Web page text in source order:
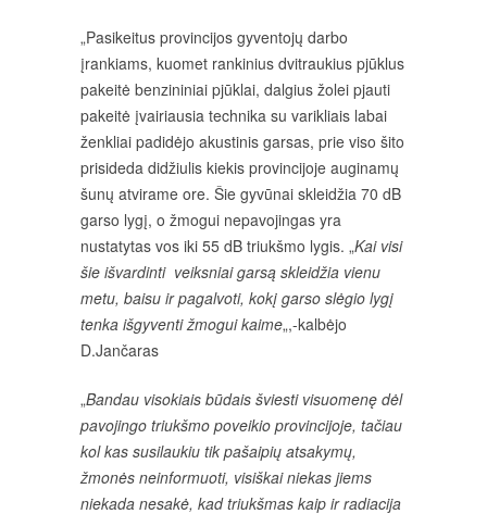
„Pasikeitus provincijos gyventojų darbo
įrankiams, kuomet rankinius dvitraukius pjūklus
pakeitė benzininiai pjūklai, dalgius žolei pjauti
pakeitė įvairiausia technika su varikliais labai
ženkliai padidėjo akustinis garsas, prie viso šito
prisideda didžiulis kiekis provincijoje auginamų
šunų atvirame ore. Šie gyvūnai skleidžia 70 dB
garso lygį, o žmogui nepavojingas yra
nustatytas vos iki 55 dB triukšmo lygis. „Kai visi
šie išvardinti veiksniai garsą skleidžia vienu
metu, baisu ir pagalvoti, kokį garso slėgio lygį
tenka išgyventi žmogui kaime„,-kalbėjo
D.Jančaras
„Bandau visokiais būdais šviesti visuomenę dėl
pavojingo triukšmo poveikio provincijoje, tačiau
kol kas susilaukiu tik pašaipių atsakymų,
žmonės neinformuoti, visiškai niekas jiems
niekada nesakė, kad triukšmas kaip ir radiacija